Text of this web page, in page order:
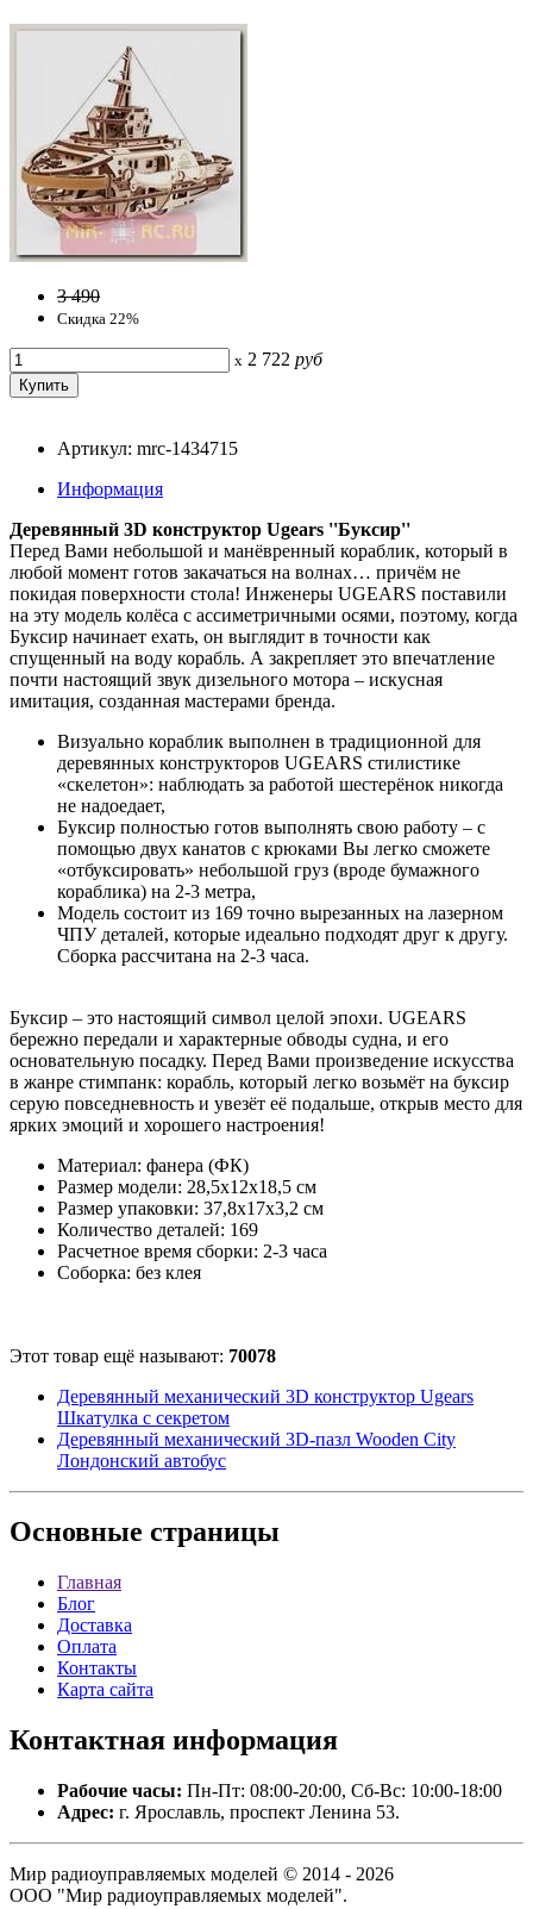
3 490
Скидка 22%
x 2 722 руб
Артикул: mrc-1434715
Информация
Деревянный 3D конструктор Ugears ''Буксир''
Перед Вами небольшой и манёвренный кораблик, который в
любой момент готов закачаться на волнах… причём не
покидая поверхности стола! Инженеры UGEARS поставили
на эту модель колёса с ассиметричными осями, поэтому, когда
Буксир начинает ехать, он выглядит в точности как
спущенный на воду корабль. А закрепляет это впечатление
почти настоящий звук дизельного мотора – искусная
имитация, созданная мастерами бренда.
Визуально кораблик выполнен в традиционной для
деревянных конструкторов UGEARS стилистике
«скелетон»: наблюдать за работой шестерёнок никогда
не надоедает,
Буксир полностью готов выполнять свою работу – с
помощью двух канатов с крюками Вы легко сможете
«отбуксировать» небольшой груз (вроде бумажного
кораблика) на 2-3 метра,
Модель состоит из 169 точно вырезанных на лазерном
ЧПУ деталей, которые идеально подходят друг к другу.
Сборка рассчитана на 2-3 часа.
Буксир – это настоящий символ целой эпохи. UGEARS
бережно передали и характерные обводы судна, и его
основательную посадку. Перед Вами произведение искусства
в жанре стимпанк: корабль, который легко возьмёт на буксир
серую повседневность и увезёт её подальше, открыв место для
ярких эмоций и хорошего настроения!
Материал: фанера (ФК)
Размер модели: 28,5x12x18,5 см
Размер упаковки: 37,8x17x3,2 см
Количество деталей: 169
Расчетное время сборки: 2-3 часа
Соборка: без клея
Этот товар ещё называют: 70078
Деревянный механический 3D конструктор Ugears
Шкатулка с секретом
Деревянный механический 3D-пазл Wooden City
Лондонский автобус
Основные страницы
Главная
Блог
Доставка
Оплата
Контакты
Карта сайта
Контактная информация
Рабочие часы: Пн-Пт: 08:00-20:00, Сб-Вс: 10:00-18:00
Адрес: г. Ярославль, проспект Ленина 53.
Мир радиоуправляемых моделей © 2014 - 2026
ООО "Мир радиоуправляемых моделей".